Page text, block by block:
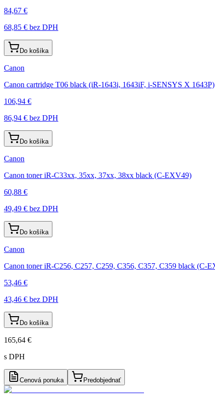
84,67 €
68,85 € bez DPH
Do košíka
Canon
Canon cartridge T06 black (iR-1643i, 1643iF, i-SENSYS X 1643P)
106,94 €
86,94 € bez DPH
Do košíka
Canon
Canon toner iR-C33xx, 35xx, 37xx, 38xx black (C-EXV49)
60,88 €
49,49 € bez DPH
Do košíka
Canon
Canon toner iR-C256, C257, C259, C356, C357, C359 black (C-
53,46 €
43,46 € bez DPH
Do košíka
165,64 €
s DPH
Cenová ponuka Predobjednať